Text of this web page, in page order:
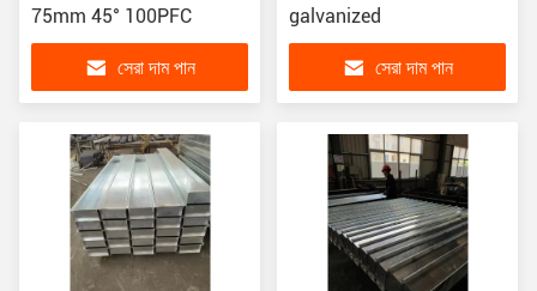
75mm 45° 100PFC
সেরা দাম পান
galvanized
সেরা দাম পান